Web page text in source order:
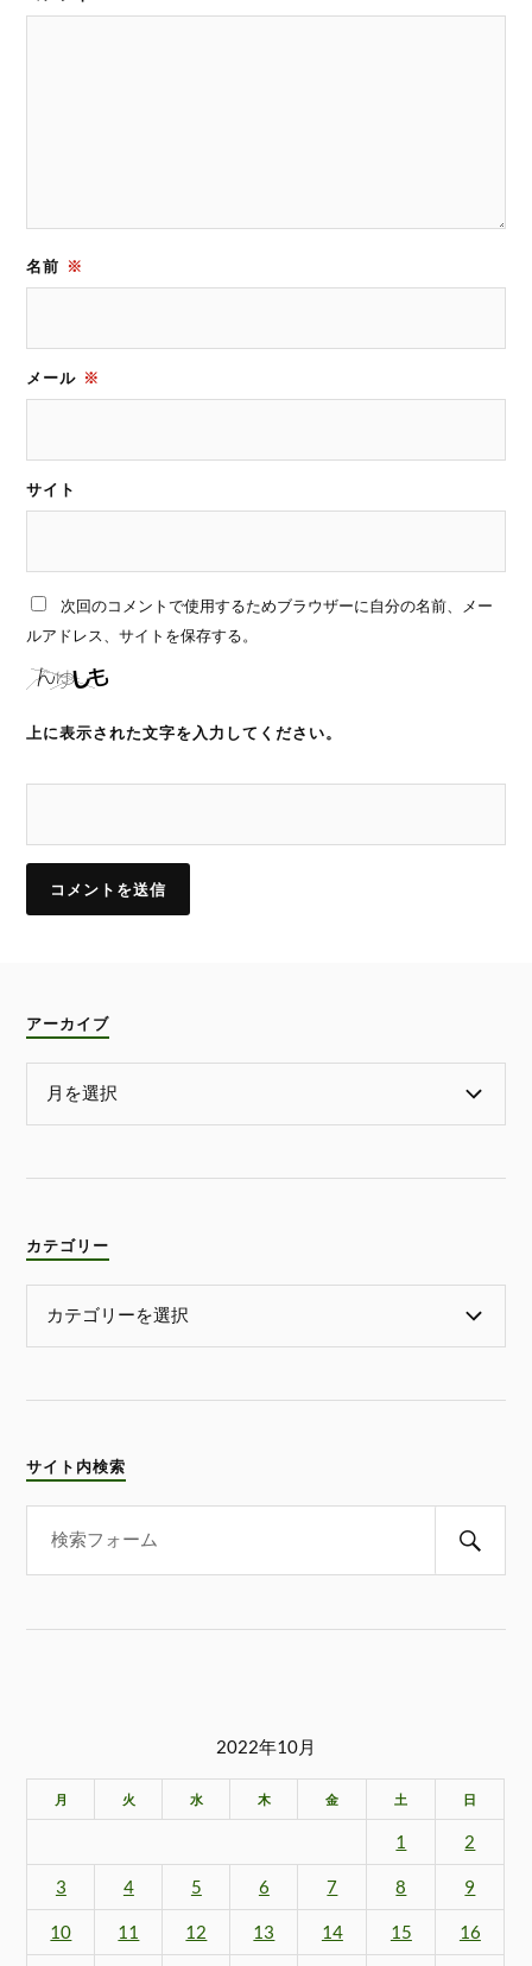
名前 ※
メール ※
サイト
次回のコメントで使用するためブラウザーに自分の名前、メー
ルアドレス、サイトを保存する。
上に表示された文字を入力してください。
アーカイブ
カテゴリー
サイト内検索
2022年10月
月 火 水 木 金 土 日
1 2
3 4 5 6 7 8 9
10 11 12 13 14 15 16